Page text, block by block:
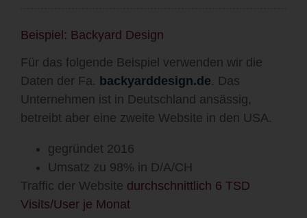
Beispiel: Backyard Design
Für das folgende Beispiel verwenden wir die
Daten der Fa. backyarddesign.de. Das
Unternehmen ist in Deutschland ansässig,
betreibt aber eine zweite Website in den USA.
gegründet 2016
Umsatz zu 98% in D/A/CH
Traffic der Website durchschnittlich 6 TSD
Visits/User je Monat